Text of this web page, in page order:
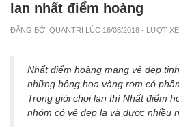
lan nhất điểm hoàng
ĐĂNG BỞI QUANTRI LÚC 16/08/2018 - LƯỢT
Nhất điểm hoàng mang vẻ đẹp
những bông hoa vàng rơm có
Trong giới chơi lan thì Nhất điểm
nhóm có vẻ đẹp lạ và được nhiều